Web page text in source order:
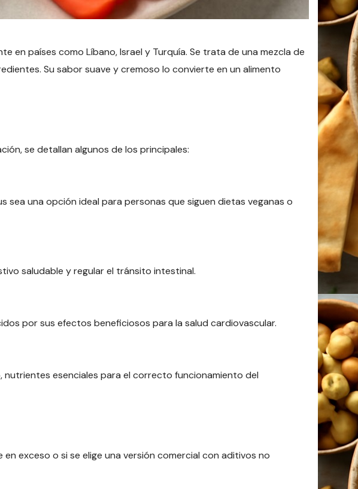
en países como Líbano, Israel y Turquía. Se trata de una mezcla de
Su sabor suave y cremoso lo convierte en un alimento
se detallan algunos de los principales:
sea una opción ideal para personas que siguen dietas veganas o
saludable y regular el tránsito intestinal.
por sus efectos beneficiosos para la salud cardiovascular.
nutrientes esenciales para el correcto funcionamiento del
exceso o si se elige una versión comercial con aditivos no